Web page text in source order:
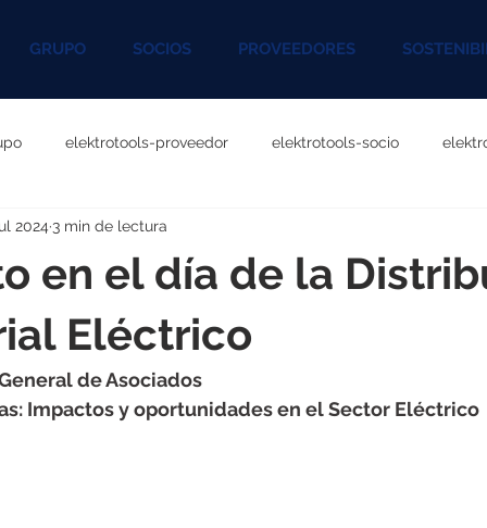
GRUPO SOCIOS PROVEEDORES
elektrotools-proveedor elektrotools-socio
P060000 elektrotools-P027000
P096000 elektrotools-P041000
P046000 elektrotools-P121000 elektrotools-
en el día de la
Eléctrico
2024 3 min de lectura
General de Asociados
Impactos y oportunidades en el Sector Eléctrico